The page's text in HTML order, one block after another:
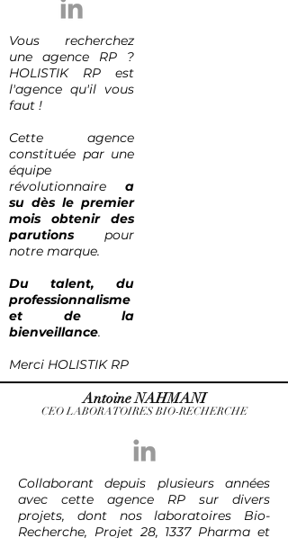
Vous recherchez
une agence RP ?
HOLISTIK RP est
l'agence qu'il vous
faut !
Cette agence
constituée par une
équipe
révolutionnaire a
su dès le premier
mois obtenir des
parutions pour
notre marque.
Du talent, du
professionnalisme
et de la
bienveillance.
Merci HOLISTIK RP
Antoine NAHMANI
CEO LABORATOIRES BIO-RECHERCHE
Collaborant depuis plusieurs années
avec cette agence RP sur divers
projets, dont nos laboratoires Bio-
Recherche, Projet 28, 1337 Pharma et